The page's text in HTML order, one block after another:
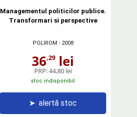
Managementul politicilor publice.
Transformari si perspective
POLIROM - 2008
36,29 lei
PRP:44,80 lei
stoc indisponibil
➤ alertă stoc